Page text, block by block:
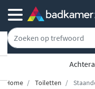
Home Toiletten